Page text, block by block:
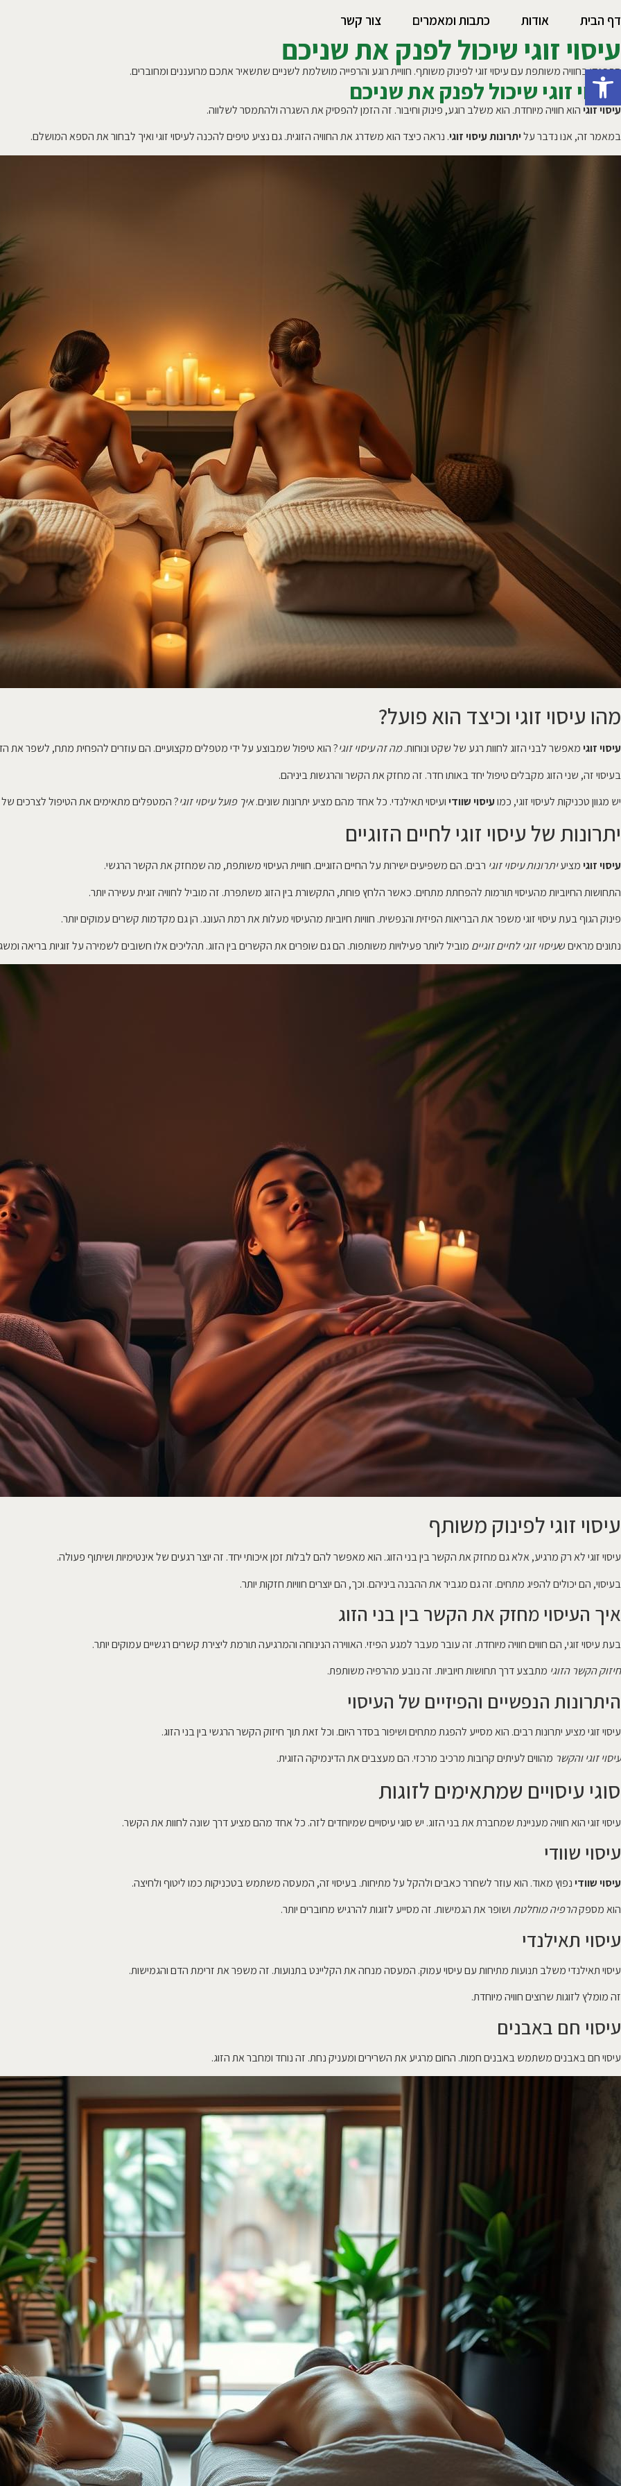
דף הבית אודות כתבות ומאמרים צור קשר
עיסוי זוגי שיכול לפנק את שניכם
התפנקו בחוויה משותפת עם עיסוי זוגי לפינוק משותף. חוויית רוגע והרפייה מושלמת לשניים שתשאיר אתכם מרועננים ומחוברים.
עיסוי זוגי שיכול לפנק את שניכם
עיסוי זוגיהוא חוויה מיוחדת. הוא משלב רוגע, פינוק וחיבור. זה הזמן להפסיק את השגרה ולהתמסר לשלווה.
במאמר זה, אנו נדבר עליתרונות עיסוי זוגי. נראה כיצד הוא משדרג את החוויה הזוגית. גם נציע טיפים להכנה לעיסוי זוגי ואיך לבחור את הספא המושלם.
מהו עיסוי זוגי וכיצד הוא פועל?
עיסוי זוגימאפשר לבני הזוג לחוות רגע של שקט ונוחות.מה זה עיסוי זוגי? הוא טיפול שמבוצע על ידי מטפלים מקצועיים. הם עוזרים להפחית מתח, לשפר את
בעיסוי זה, שני הזוג מקבלים טיפול יחד באותו חדר. זה מחזק את הקשר והרגשות ביניהם.
יש מגוון טכניקות לעיסוי זוגי, כמועיסוי שוודיועיסוי תאילנדי. כל אחד מהם מציע יתרונות שונים.איך פועל עיסוי זוגי? המטפלים מתאימים את הטיפול לצרכים של
יתרונות של עיסוי זוגי לחיים הזוגיים
עיסוי זוגימציעיתרונות עיסוי זוגי רבים. הם משפיעים ישירות על החיים הזוגיים. חוויית העיסוי משותפת, מה שמחזק את הקשר הרגשי.
התחושות החיוביות מהעיסוי תורמות להפחתת מתחים. כאשר הלחץ פוחת, התקשורת בין הזוג משתפרת. זה מוביל לחוויה זוגית עשירה יותר.
פינוק הגוף בעת עיסוי זוגי משפר את הבריאות הפיזית והנפשית. חוויות חיוביות מהעיסוי מעלות את רמת העונג. הן גם מקדמות קשרים עמוקים יותר.
נתונים מראים שעיסוי זוגי לחיים זוגיים מוביל ליותר פעילויות משותפות. הם גם שופרים את הקשרים בין הזוג. תהליכים אלו חשובים לשמירה על זוגיות בריאה
עיסוי זוגי לפינוק משותף
עיסוי זוגי לא רק מרגיע, אלא גם מחזק את הקשר בין בני הזוג. הוא מאפשר להם לבלות זמן איכותי יחד. זה יוצר רגעים של אינטימיות ושיתוף פעולה.
בעיסוי, הם יכולים להפיג מתחים. זה גם מגביר את ההבנה ביניהם. וכך, הם יוצרים חוויות חזקות יותר.
איך העיסוי מחזק את הקשר בין בני הזוג
בעת עיסוי זוגי, הם חווים חוויה מיוחדת. זה עובר מעבר למגע הפיזי. האווירה הנינוחה והמרגיעה תורמת ליצירת קשרים רגשיים עמוקים יותר.
חיזוק הקשר הזוגי מתבצע דרך תחושות חיוביות. זה נובע מהרפיה משותפת.
היתרונות הנפשיים והפיזיים של העיסוי
עיסוי זוגי מציע יתרונות רבים. הוא מסייע להפגת מתחים ושיפור בסדר היום. וכל זאת תוך חיזוק הקשר הרגשי בין בני הזוג.
עיסוי זוגי והקשר מהווים לעיתים קרובות מרכיב מרכזי. הם מעצבים את הדינמיקה הזוגית.
סוגי עיסויים שמתאימים לזוגות
עיסוי זוגי הוא חוויה מעניינת שמחברת את בני הזוג. יש סוגי עיסויים שמיוחדים לזה. כל אחד מהם מציע דרך שונה לחוות את הקשר.
עיסוי שוודי
עיסוי שוודינפוץ מאוד. הוא עוזר לשחרר כאבים ולהקל על מתיחות. בעיסוי זה, המעסה משתמש בטכניקות כמו ליטוף ולחיצה.
הוא מספקהרפיה מוחלטתושופר את הגמישות. זה מסייע לזוגות להרגיש מחוברים יותר.
עיסוי תאילנדי
עיסוי תאילנדי משלב תנועות מתיחות עם עיסוי עמוק. המעסה מנחה את הקליינט בתנועות. זה משפר את זרימת הדם והגמישות.
זה מומלץ לזוגות שרוצים חוויה מיוחדת.
עיסוי חם באבנים
עיסוי חם באבנים משתמש באבנים חמות. החום מרגיע את השרירים ומעניק נחת. זה נוחד ומחבר את הזוג.
פתח סרגל נגישות